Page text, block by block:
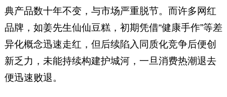
典产品数十年不变，与市场严重脱节。而许多网红
品牌，如姜先生仙仙豆糕，初期凭借“健康手作”等差
异化概念迅速走红，但后续陷入同质化竞争后便创
新乏力，未能持续构建护城河，一旦消费热潮退去
便迅速败退。